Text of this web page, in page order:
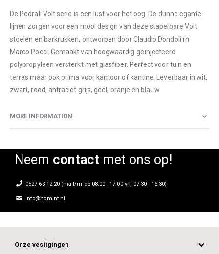
De Pedrali Volt serie is een lust voor het oog. De dunne egante
lijnen zorgen voor een mooi design van deze stapelbare Volt
stoelen en barkrukken, ontworpen door Claudio Dondoli rn
Marco Pocci. Gemaakt van hoogwaardig geïnjecteerd
polypropyleen versterkt met glasfiber. Perfect voor tuin en
terras maar ook prima voor kantoor of kantine. Leverbaar in wit,
zwart, rood, antraciet grijs, geel, oranje en blauw.
MORE INFORMATION
Neem contactmet ons op!
0527 63 12 20 (ma t/m do 08:00 - 17:00 vrij 07:30 - 16:30)
info@homint.nl
Onze vestigingen